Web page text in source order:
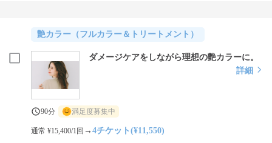
艶カラー（フルカラー＆トリートメント）
ダメージケアをしながら理想の艶カラーに。
詳細
90分 満足度募集中
通常 ¥15,400/1回 →4チケット(¥11,550)